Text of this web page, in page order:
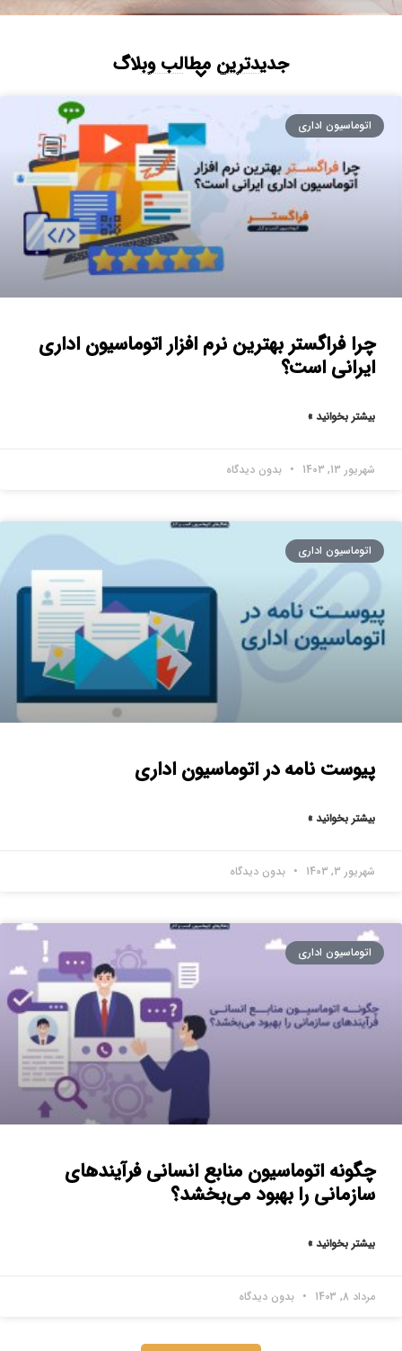
جدیدترین مطالب وبلاگ
اتوماسیون اداری
چرا فراگستر بهترین نرم افزار اتوماسیون اداری
ایرانی است؟
بیشتر بخوانید »
شهریور 13, 1403 بدون دیدگاه
اتوماسیون اداری
پیوست نامه در اتوماسیون اداری
بیشتر بخوانید »
شهریور 3, 1403 بدون دیدگاه
اتوماسیون اداری
چگونه اتوماسیون منابع انسانی فرآیندهای
سازمانی را بهبود می‌بخشد؟
بیشتر بخوانید »
مرداد 8, 1403 بدون دیدگاه